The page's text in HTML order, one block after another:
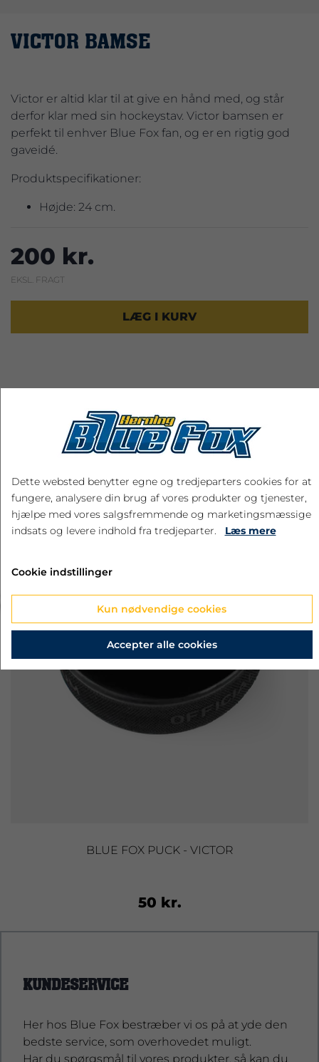
VICTOR BAMSE
Victor er altid klar til at give en hånd med, og står
derfor klar med sin hockeystav. Victor bamsen er
perfekt til enhver Blue Fox fan, og er en rigtig god
gaveidé.
Produktspecifikationer:
Højde: 24 cm.
200 kr.
EKSL. FRAGT
LÆG I KURV
RELATEREDE PRODUKTER
BLUE FOX PUCK - VICTOR
50 kr.
‹ ›
KUNDESERVICE
Her hos Blue Fox bestræber vi os på at yde den
bedste service, som overhovedet muligt.
Har du spørgsmål til vores produkter, så kan du
Dette websted benytter egne og tredjeparters cookies for at
fungere, analysere din brug af vores produkter og tjenester,
hjælpe med vores salgsfremmende og marketingsmæssige
indsats og levere indhold fra tredjeparter.
Læs mere
Cookie indstillinger
Kun nødvendige cookies
Accepter alle cookies